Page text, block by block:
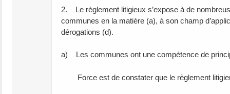
2. Le règlement litigieux s’expose à de
communes en la matière (a), à son champ
dérogations (d).
a) Les communes ont une compétence de
Force est de constater que le règlement